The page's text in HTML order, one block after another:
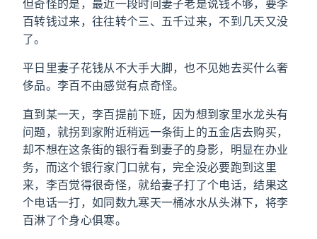
但奇怪的是，最近一段时间妻子老是说钱不够，要李
百转钱过来，往往转个三、五千过来，不到几天又没
了。
平日里妻子花钱从不大手大脚，也不见她去买什么奢
侈品。李百不由感觉有点奇怪。
直到某一天，李百提前下班，因为想到家里水龙头有
问题，就拐到家附近稍远一条街上的五金店去购买，
却不想在这条街的银行看到妻子的身影，明显在办业
务，而这个银行家门口就有，完全没必要跑到这里
来，李百觉得很奇怪，就给妻子打了个电话，结果这
个电话一打，如同数九寒天一桶冰水从头淋下，将李
百淋了个身心俱寒。